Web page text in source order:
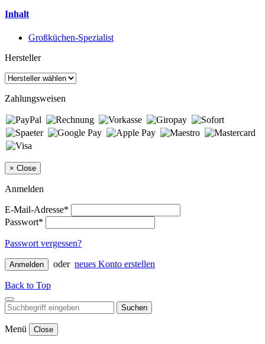
Inhalt
Großküchen-Spezialist
Hersteller
Zahlungsweisen
× Close
Anmelden
E-Mail-Adresse*
Passwort*
Passwort vergessen?
Anmelden oder neues Konto erstellen
Back to Top
Suchen
Menü Close